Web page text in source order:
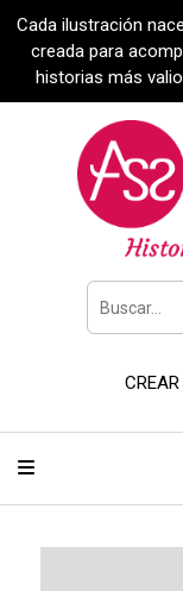
Cada ilustración
creada para
historias más